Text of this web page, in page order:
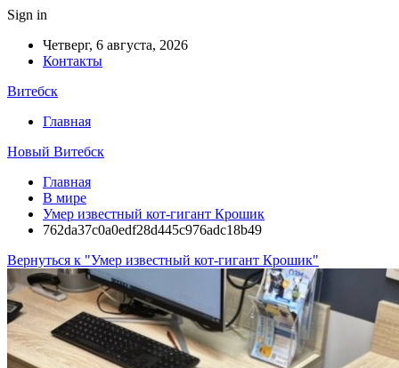
Sign in
Четверг, 6 августа, 2026
Контакты
Витебск
Главная
Новый Витебск
Главная
В мире
Умер известный кот-гигант Крошик
762da37c0a0edf28d445c976adc18b49
Вернуться к "Умер известный кот-гигант Крошик"